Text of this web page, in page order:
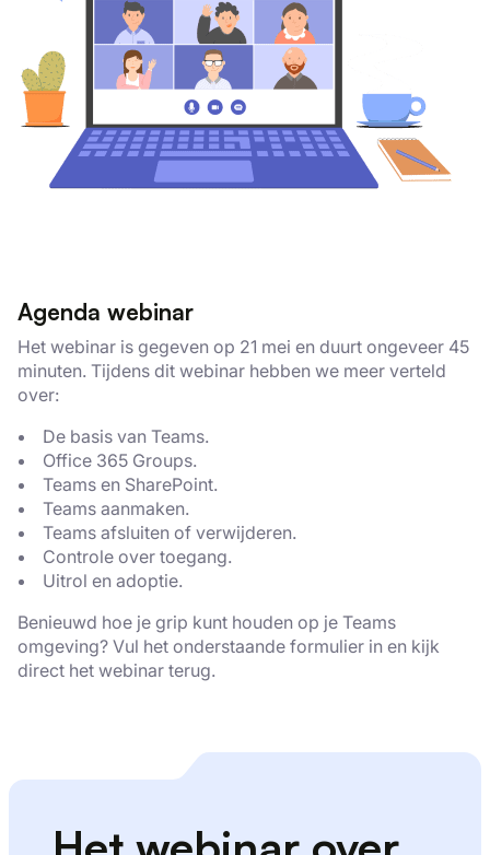
Agenda webinar
Het webinar is gegeven op 21 mei en duurt ongeveer 45
minuten. Tijdens dit webinar hebben we meer verteld
over:
De basis van Teams.
Office 365 Groups.
Teams en SharePoint.
Teams aanmaken.
Teams afsluiten of verwijderen.
Controle over toegang.
Uitrol en adoptie.
Benieuwd hoe je grip kunt houden op je Teams
omgeving? Vul het onderstaande formulier in en kijk
direct het webinar terug.